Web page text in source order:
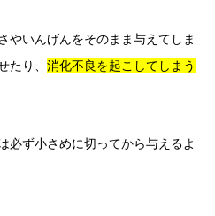
やいんげんをそのまま与えてしま
たり、 消化不良を起こしてしまう
必ず小さめに切ってから与えるよ